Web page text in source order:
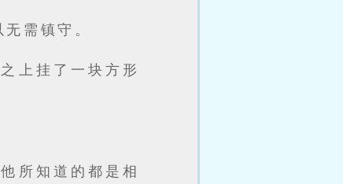
需镇守。
上挂了一块方形
所知道的都是相